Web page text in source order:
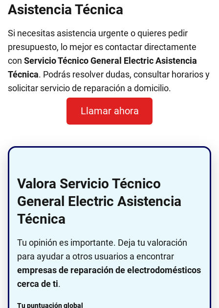
Asistencia Técnica
Si necesitas asistencia urgente o quieres pedir
presupuesto, lo mejor es contactar directamente
con Servicio Técnico General Electric Asistencia
Técnica. Podrás resolver dudas, consultar horarios y
solicitar servicio de reparación a domicilio.
Llamar ahora
Valora Servicio Técnico
General Electric Asistencia
Técnica
Tu opinión es importante. Deja tu valoración
para ayudar a otros usuarios a encontrar
empresas de reparación de electrodomésticos
cerca de ti.
Tu puntuación global